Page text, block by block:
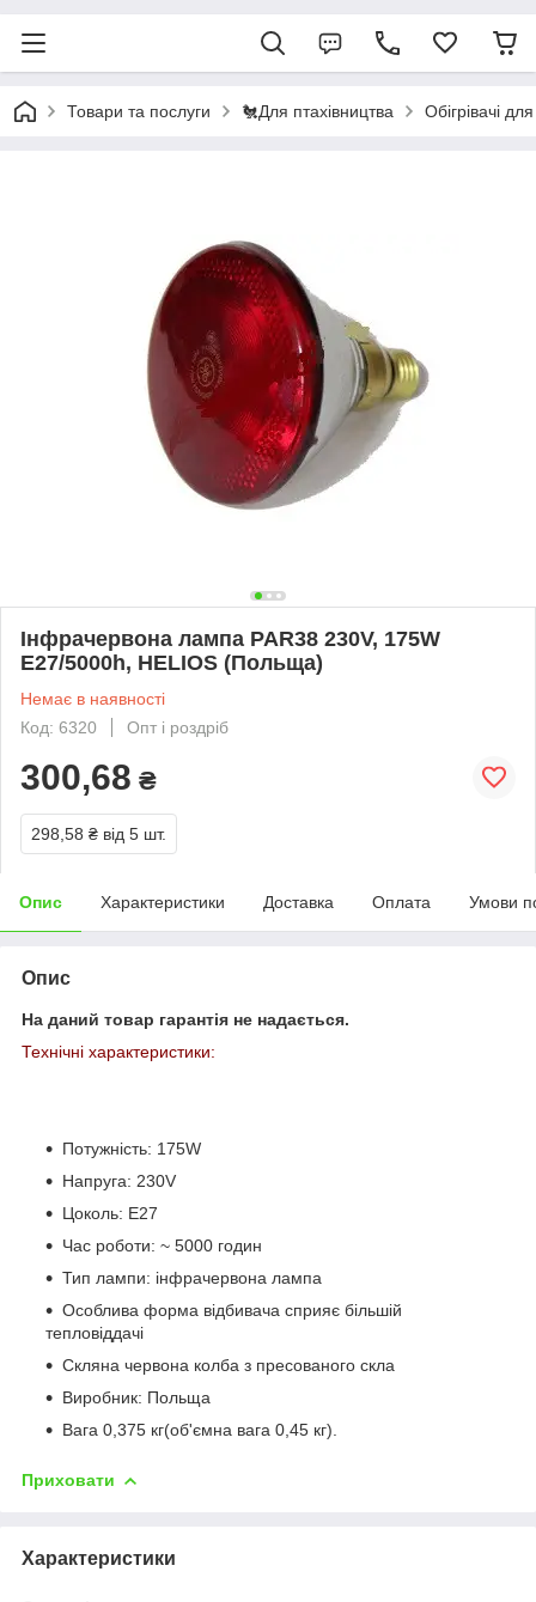
Товари та послуги 🐔Для птахівництва Обігрівачі
Інфрачервона лампа PAR38 230V, 175W
E27/5000h, HELIOS (Польща)
Немає в наявності
Код: 6320
Опт і роздріб
300,68 ₴
298,58 ₴ від 5 шт.
Опис Характеристики Доставка Оплата Умови
Опис
На даний товар гарантія не надається.
Технічні характеристики:
Потужність: 175W
Напруга: 230V
Цоколь: E27
Час роботи: ~ 5000 годин
Тип лампи: інфрачервона лампа
Особлива форма відбивача сприяє більшій
тепловіддачі
Скляна червона колба з пресованого скла
Виробник: Польща
Вага 0,375 кг(об'ємна вага 0,45 кг).
Приховати
Характеристики